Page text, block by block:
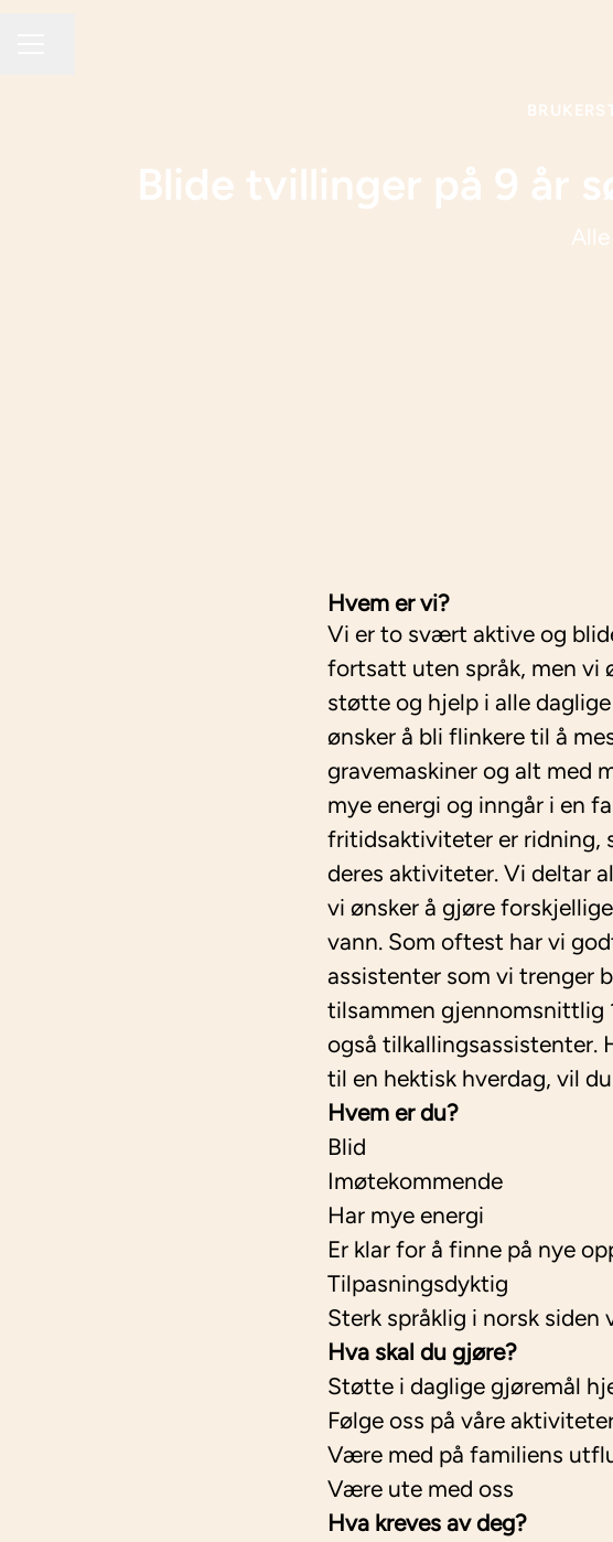
Blide tvillinger på 9 år
Hvem er vi?
Vi er to svært aktive og
fortsatt uten språk, men vi
støtte og hjelp i alle
ønsker å bli flinkere til å
gravemaskiner og alt med
mye energi og inngår i en
fritidsaktiviteter er ridning,
deres aktiviteter. Vi deltar
vi ønsker å gjøre
vann. Som oftest har vi
assistenter som vi trenger
tilsammen gjennomsnittlig
også tilkallingsassistenter.
til en hektisk hverdag, vil
Hvem er du?
Blid
Imøtekommende
Har mye energi
Er klar for å finne på nye
Tilpasningsdyktig
Sterk språklig i norsk siden
Hva skal du gjøre?
Støtte i daglige gjøremål
Følge oss på våre
Være med på familiens
Være ute med oss
Hva kreves av deg?